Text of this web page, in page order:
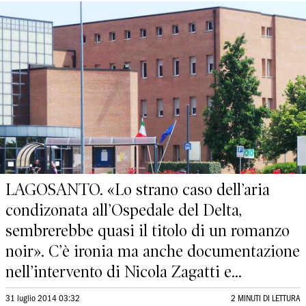
LAGOSANTO. «Lo strano caso dell’aria
condizonata all’Ospedale del Delta,
sembrerebbe quasi il titolo di un romanzo
noir». C’è ironia ma anche documentazione
nell’intervento di Nicola Zagatti e...
31 luglio 2014 03:32 2 MINUTI DI LETTURA